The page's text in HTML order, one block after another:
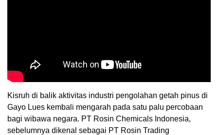
Kisruh di balik aktivitas industri pengolahan getah pinus di
Gayo Lues kembali mengarah pada satu palu percobaan
bagi wibawa negara. PT Rosin Chemicals Indonesia,
sebelumnya dikenal sebagai PT Rosin Trading